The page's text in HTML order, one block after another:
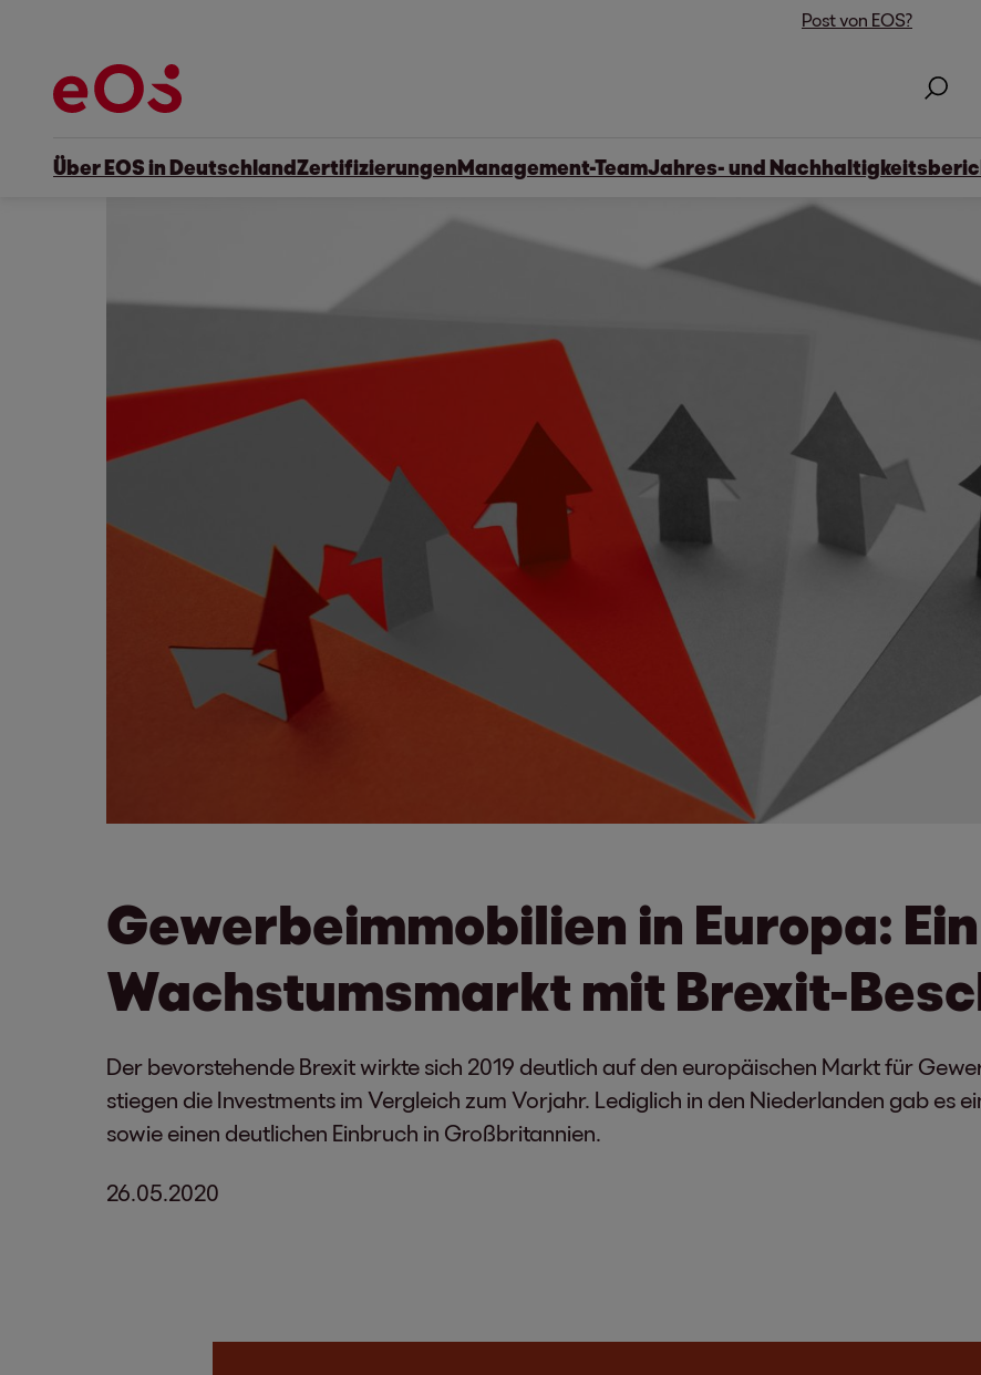
Post von EOS?
Über EOS in DeutschlandZertifizierungenManagement-TeamJahres- und
Gewerbeimmobilien in Europa: Ein
Wachstumsmarkt mit Brexit-
Der bevorstehende Brexit wirkte sich 2019 deutlich auf den europäischen Markt für
stiegen die Investments im Vergleich zum Vorjahr. Lediglich in den Niederlanden gab es
sowie einen deutlichen Einbruch in Großbritannien.
26.05.2020